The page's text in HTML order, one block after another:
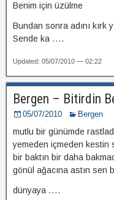
Benim için üzülme
Bundan sonra adını kırk
Sende ka ....
Updated: 05/07/2010 — 02:22
Bergen – Bitirdin
05/07/2010 Bergen
mutlu bir günümde
yemeden içmeden kestin
bir baktın bir daha
gönül ağacına astın sen
dünyaya ....